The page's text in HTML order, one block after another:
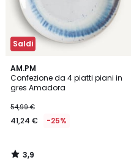
Saldi
AM.PM
Confezione da 4 piatti piani in
gres Amadora
54,99 €
41,24 € -25%
3,9
/ 5
3,9
/